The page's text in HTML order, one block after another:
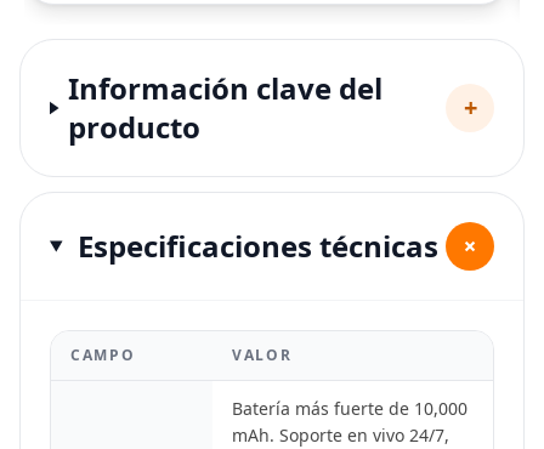
Información clave del
producto
+
Especificaciones técnicas +
CAMPO VALOR
Batería más fuerte de 10,000
mAh. Soporte en vivo 24/7,